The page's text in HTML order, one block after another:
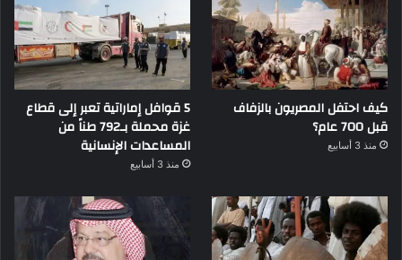
كيف احتفل المصريون بالزفاف
قبل 700 عام؟
منذ 3 أسابيع
5 قوافل إماراتية تعبر إلى قطاع
غزة محملة بـ792 طناً من
المساعدات الإنسانية
منذ 3 أسابيع